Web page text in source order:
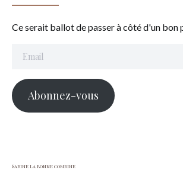
Ce serait ballot de passer à côté d'un bon
Abonnez-vous
Sabine la bonne combine